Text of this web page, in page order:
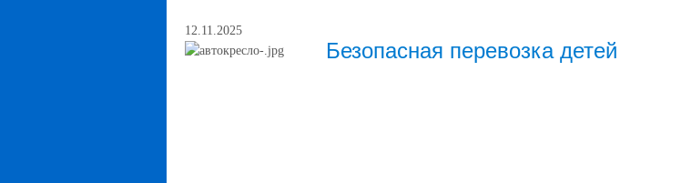
12.11.2025
Безопасная перевозка детей